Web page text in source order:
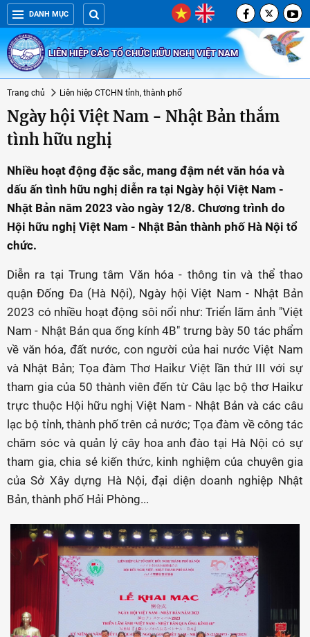
DANH MỤC
LIÊN HIỆP CÁC TỔ CHỨC HỮU NGHỊ VIỆT NAM
Trang chủ Liên hiệp CTCHN tỉnh, thành phố
Ngày hội Việt Nam - Nhật Bản thắm
tình hữu nghị
Nhiều hoạt động đặc sắc, mang đậm nét văn hóa và
dấu ấn tình hữu nghị diễn ra tại Ngày hội Việt Nam -
Nhật Bản năm 2023 vào ngày 12/8. Chương trình do
Hội hữu nghị Việt Nam - Nhật Bản thành phố Hà Nội tổ
chức.
Diễn ra tại Trung tâm Văn hóa - thông tin và thể thao
quận Đống Đa (Hà Nội), Ngày hội Việt Nam - Nhật Bản
2023 có nhiều hoạt động sôi nổi như: Triển lãm ảnh "Việt
Nam - Nhật Bản qua ống kính 4B" trưng bày 50 tác phẩm
về văn hóa, đất nước, con người của hai nước Việt Nam
và Nhật Bản; Tọa đàm Thơ Haikư Việt lần thứ III với sự
tham gia của 50 thành viên đến từ Câu lạc bộ thơ Haikư
trực thuộc Hội hữu nghị Việt Nam - Nhật Bản và các câu
lạc bộ tỉnh, thành phố trên cả nước; Tọa đàm về công tác
chăm sóc và quản lý cây hoa anh đào tại Hà Nội có sự
tham gia, chia sẻ kiến thức, kinh nghiệm của chuyên gia
của Sở Xây dựng Hà Nội, đại diện doanh nghiệp Nhật
Bản, thành phố Hải Phòng...